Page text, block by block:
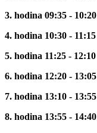
3. hodina 09:35 - 10:20
4. hodina 10:30 - 11:15
5. hodina 11:25 - 12:10
6. hodina 12:20 - 13:05
7. hodina 13:10 - 13:55
8. hodina 13:55 - 14:40